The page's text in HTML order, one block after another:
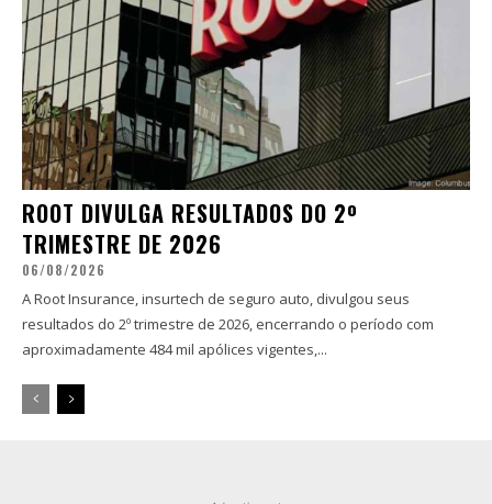
ROOT DIVULGA RESULTADOS DO 2º
TRIMESTRE DE 2026
06/08/2026
A Root Insurance, insurtech de seguro auto, divulgou seus
resultados do 2º trimestre de 2026, encerrando o período com
aproximadamente 484 mil apólices vigentes,...